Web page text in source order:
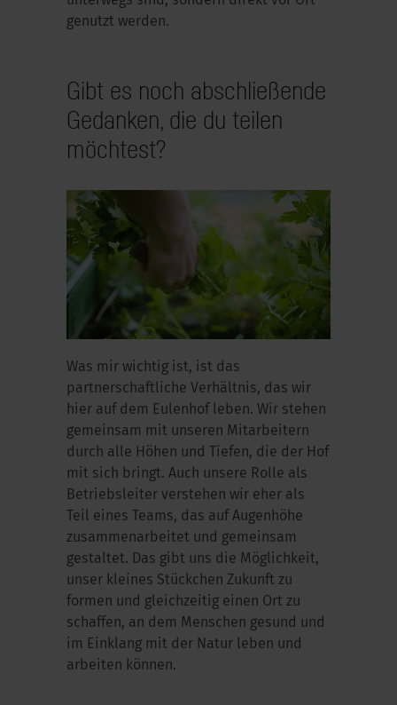
genutzt werden.
Gibt es noch abschließende
Gedanken, die du teilen
möchtest?
Was mir wichtig ist, ist das
partnerschaftliche Verhältnis, das wir
hier auf dem Eulenhof leben. Wir stehen
gemeinsam mit unseren Mitarbeitern
durch alle Höhen und Tiefen, die der Hof
mit sich bringt. Auch unsere Rolle als
Betriebsleiter verstehen wir eher als
Teil eines Teams, das auf Augenhöhe
zusammenarbeitet und gemeinsam
gestaltet. Das gibt uns die Möglichkeit,
unser kleines Stückchen Zukunft zu
formen und gleichzeitig einen Ort zu
schaffen, an dem Menschen gesund und
im Einklang mit der Natur leben und
arbeiten können.